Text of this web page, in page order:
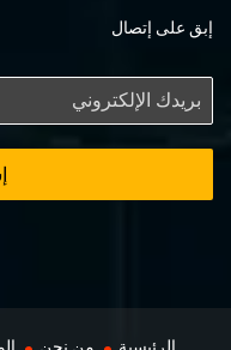
إبق على إتصال